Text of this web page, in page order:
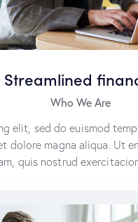
Streamlined
Who We Are
elit, sed do euismod
dolore magna aliqua. Ut
quis nostrud